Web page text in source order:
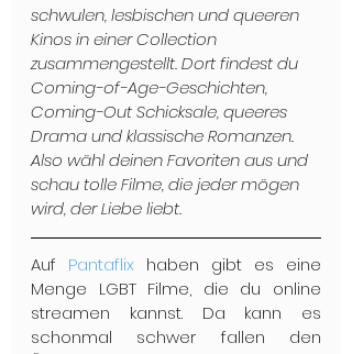
schwulen, lesbischen und queeren
Kinos in einer Collection
zusammengestellt. Dort findest du
Coming-of-Age-Geschichten,
Coming-Out Schicksale, queeres
Drama und klassische Romanzen.
Also wähl deinen Favoriten aus und
schau tolle Filme, die jeder mögen
wird, der Liebe liebt.
Auf Pantaflix haben gibt es eine
Menge LGBT Filme, die du online
streamen kannst. Da kann es
schonmal schwer fallen den